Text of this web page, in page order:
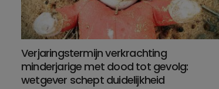
Verjaringstermijn verkrachting
minderjarige met dood tot gevolg:
wetgever schept duidelijkheid